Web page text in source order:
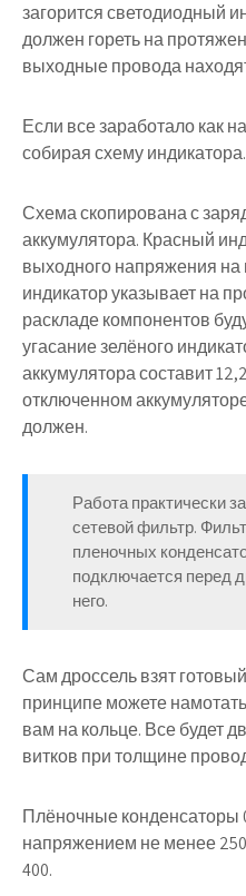
загорится светодиодный
должен гореть на
выходные провода
Если все заработало как
собирая схему индикатора.
Схема скопирована с
аккумулятора. Красный
выходного напряжения
индикатор указывает на
раскладе компонентов
угасание зелёного
аккумулятора составит
отключенном
должен.
Работа практически
сетевой фильтр.
пленочных
подключается перед
него.
Сам дроссель взят
принципе можете
вам на кольце. Все будет
витков при толщине
Плёночные конденсаторы
напряжением не менее
400.